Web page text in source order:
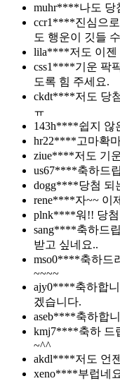
muhr****나도 당
ccr1****진심으
도 행운이 깃들
lila****저도 이
css1****기운 팍
도록 힘 주세요.
ckdt****저도 당
ㅠ
143h****쉽지 않
hr22****고마확
ziue****저도 기
us67****축하드
dogg****당첨 되
rene****자~~ 이
plnk****워!! 당
sang****축하드
받고 싶네요..
mso0****축하드
~~~~
ajy0****축하합
겠습니다.
aseb****축하합
kmj7****축하 드
~^^
akdl****저도 언
xeno****부럽네